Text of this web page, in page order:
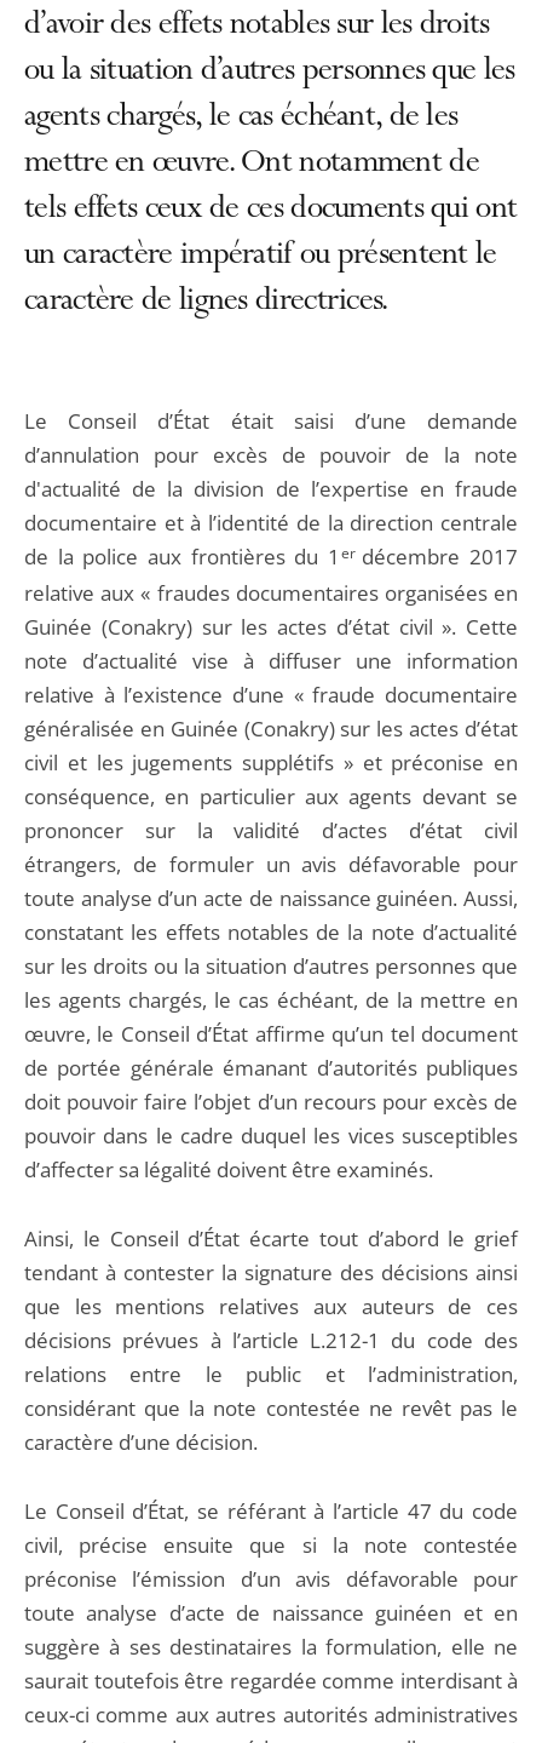
d’avoir des effets notables sur les droits
ou la situation d’autres personnes que les
agents chargés, le cas échéant, de les
mettre en œuvre. Ont notamment de
tels effets ceux de ces documents qui ont
un caractère impératif ou présentent le
caractère de lignes directrices.
Le Conseil d’État était saisi d’une demande
d’annulation pour excès de pouvoir de la note
d'actualité de la division de l’expertise en fraude
documentaire et à l’identité de la direction centrale
de la police aux frontières du 1 erdécembre 2017
relative aux « fraudes documentaires organisées en
Guinée (Conakry) sur les actes d’état civil ». Cette
note d’actualité vise à diffuser une information
relative à l’existence d’une « fraude documentaire
généralisée en Guinée (Conakry) sur les actes d’état
civil et les jugements supplétifs » et préconise en
conséquence, en particulier aux agents devant se
prononcer sur la validité d’actes d’état civil
étrangers, de formuler un avis défavorable pour
toute analyse d’un acte de naissance guinéen. Aussi,
constatant les effets notables de la note d’actualité
sur les droits ou la situation d’autres personnes que
les agents chargés, le cas échéant, de la mettre en
œuvre, le Conseil d’État affirme qu’un tel document
de portée générale émanant d’autorités publiques
doit pouvoir faire l’objet d’un recours pour excès de
pouvoir dans le cadre duquel les vices susceptibles
d’affecter sa légalité doivent être examinés.
Ainsi, le Conseil d’État écarte tout d’abord le grief
tendant à contester la signature des décisions ainsi
que les mentions relatives aux auteurs de ces
décisions prévues à l’article L.212-1 du code des
relations entre le public et l’administration,
considérant que la note contestée ne revêt pas le
caractère d’une décision.
Le Conseil d’État, se référant à l’article 47 du code
civil, précise ensuite que si la note contestée
préconise l’émission d’un avis défavorable pour
toute analyse d’acte de naissance guinéen et en
suggère à ses destinataires la formulation, elle ne
saurait toutefois être regardée comme interdisant à
ceux-ci comme aux autres autorités administratives